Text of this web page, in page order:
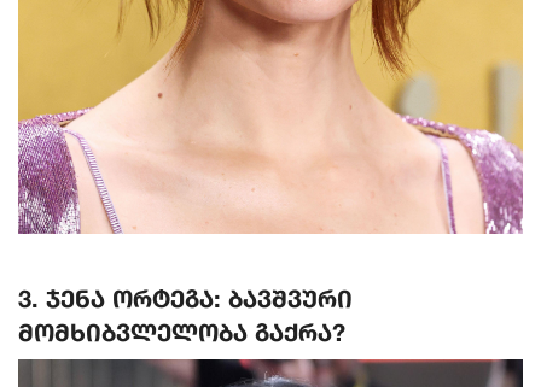
3. ჯენა ორტეგა: ბავშვური
მომხიბვლელობა გაქრა?